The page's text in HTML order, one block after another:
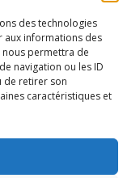
des technologies
aux informations des
nous permettra de
navigation ou les ID
de retirer son
caractéristiques et
(SAACE)